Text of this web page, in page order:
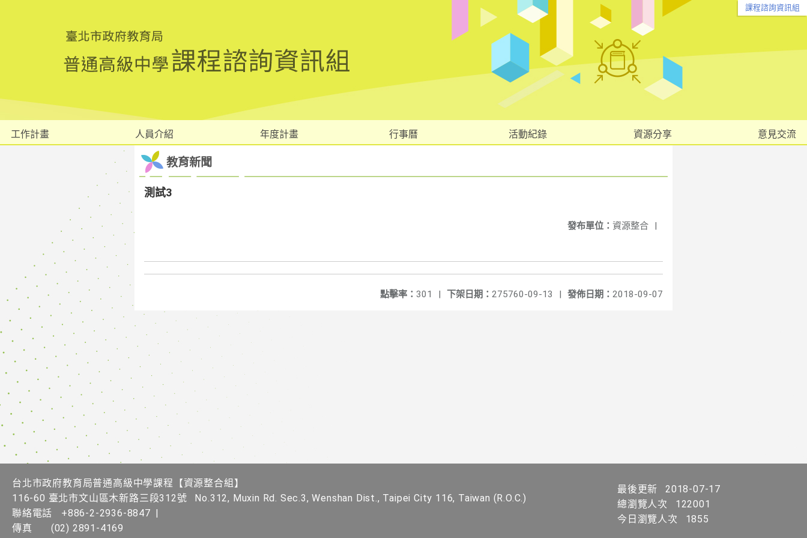
課程諮詢資訊組
工作計畫 人員介紹 年度計畫 行事曆 活動紀錄 資源分享 意見交流
教育新聞
測試3
發布單位： 資源整合 |
發佈日期： 2018-09-07
下架日期： 275760-09-13 |
點擊率： 301 |
台北市政府教育局普通高級中學課程​【資源整合組】
116-60 臺北市文山區木新路三段312號
No.312, Muxin Rd. Sec.3, Wenshan Dist., Taipei City 116, Taiwan (R.O.C.)
聯絡電話
+886-2-2936-8847 |
傳真
(02) 2891-4169
最後更新
2018-07-17
總瀏覽人次
122001
今日瀏覽人次
1855